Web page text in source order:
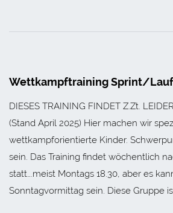
Wettkampftraining Sprint/Lauf
DIESES TRAINING FINDET Z.Zt.
(Stand April 2025) Hier machen wir
wettkampforientierte Kinder.
sein. Das Training findet wöchentlich
statt….meist Montags 18.30, aber es
Sonntagvormittag sein. Diese Gruppe